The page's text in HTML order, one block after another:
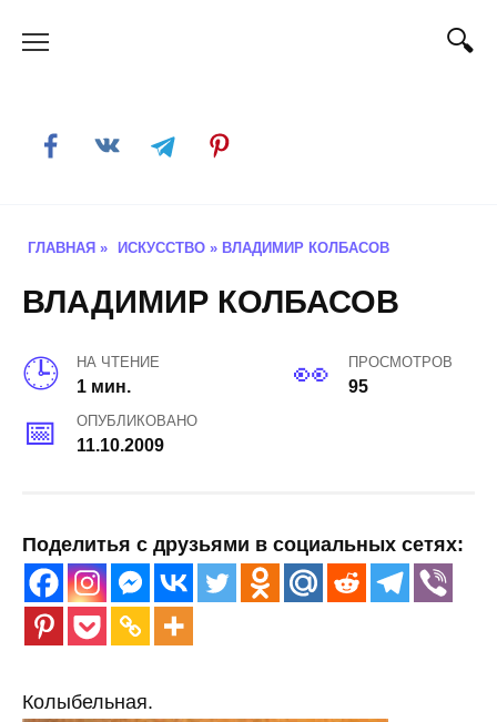
ГЛАВНАЯ » ИСКУССТВО » ВЛАДИМИР КОЛБАСОВ
ВЛАДИМИР КОЛБАСОВ
НА ЧТЕНИЕ
1 мин.
ПРОСМОТРОВ
95
ОПУБЛИКОВАНО
11.10.2009
Поделитья с друзьями в социальных сетях:
Колыбельная.